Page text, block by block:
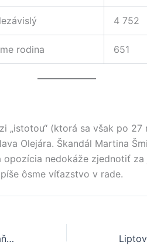
4 752
rodina 651
„istotou“ (ktorá sa však po
Olejára. Škandál Martina
nedokáže zjednotiť za
ôsme víťazstvo v rade.
Ružomberok 2026: Vydrží Kubáňovi dych alebo sa vráti starý štýl politiky?